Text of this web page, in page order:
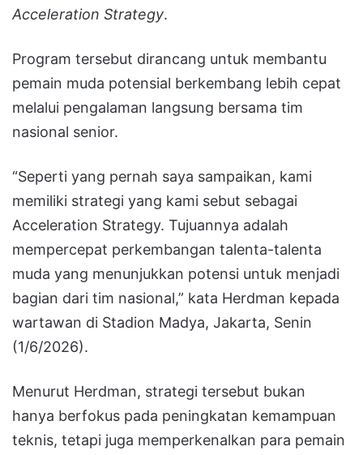
Acceleration Strategy.
Program tersebut dirancang untuk membantu
pemain muda potensial berkembang lebih cepat
melalui pengalaman langsung bersama tim
nasional senior.
“Seperti yang pernah saya sampaikan, kami
memiliki strategi yang kami sebut sebagai
Acceleration Strategy. Tujuannya adalah
mempercepat perkembangan talenta-talenta
muda yang menunjukkan potensi untuk menjadi
bagian dari tim nasional,” kata Herdman kepada
wartawan di Stadion Madya, Jakarta, Senin
(1/6/2026).
Menurut Herdman, strategi tersebut bukan
hanya berfokus pada peningkatan kemampuan
teknis, tetapi juga memperkenalkan para pemain